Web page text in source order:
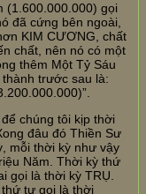
(1.600.000.000) gọi
đã cứng bên ngoài,
KIM CƯƠNG, chất
chất, nên nó có một
thêm Một Tỷ Sáu
trước sau là:
chúng tôi kịp thời
đâu đó Thiền Sư
mỗi thời kỳ như vậy
Năm. Thời kỳ thứ
gọi là thời kỳ TRỤ.
tư gọi là thời